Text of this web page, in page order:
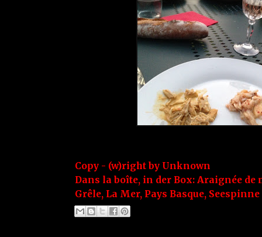
Copy - (w)right by Unknown
Dans la boîte, in der Box: Araignée de
Grêle, La Mer, Pays Basque, Seespinne